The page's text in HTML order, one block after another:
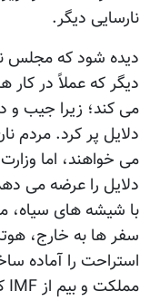
نارسایی دیگر.
دیده شود که مجلس
دیگر که عملاً در
می کند؛ زیرا جیب و
دلایل پر کرد. مردم
می خواهند، اما
با شیشه های سیاه،
سفر ها به خارج،
استراحت را آماده
مملکت و بیم از IMF کجا می باشد؟